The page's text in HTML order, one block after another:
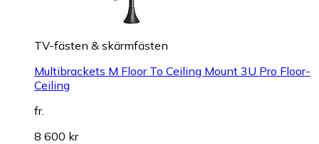
TV-fästen & skärmfästen
Multibrackets M Floor To Ceiling Mount 3U Pro Floor-
Ceiling
fr.
8 600 kr